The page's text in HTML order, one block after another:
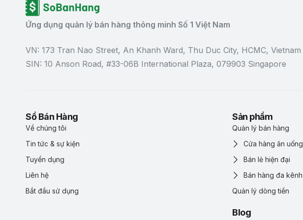
Ứng dụng quản lý bán hàng thông minh Số 1 Việt Nam
VN: 173 Tran Nao Street, An Khanh Ward, Thu Duc City, HCMC, Vietnam
SIN: 10 Anson Road, #33-06B International Plaza, 079903 Singapore
Sổ Bán Hàng
Về chúng tôi
Tin tức & sự kiện
Tuyển dụng
Liên hệ
Bắt đầu sử dụng
Sản phẩm
Quản lý bán hàng
Cửa hàng ăn uống
Bán lẻ hiện đại
Bán hàng đa kênh
Quản lý dòng tiền
Blog